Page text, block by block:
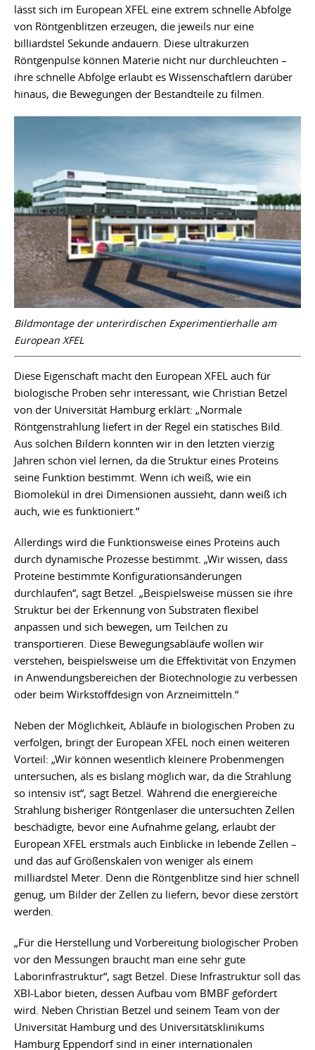
lässt sich im European XFEL eine extrem schnelle Abfolge
von Röntgenblitzen erzeugen, die jeweils nur eine
billiardstel Sekunde andauern. Diese ultrakurzen
Röntgenpulse können Materie nicht nur durchleuchten –
ihre schnelle Abfolge erlaubt es Wissenschaftlern darüber
hinaus, die Bewegungen der Bestandteile zu filmen.
Bildmontage der unterirdischen Experimentierhalle am
European XFEL
Diese Eigenschaft macht den European XFEL auch für
biologische Proben sehr interessant, wie Christian Betzel
von der Universität Hamburg erklärt: „Normale
Röntgenstrahlung liefert in der Regel ein statisches Bild.
Aus solchen Bildern konnten wir in den letzten vierzig
Jahren schon viel lernen, da die Struktur eines Proteins
seine Funktion bestimmt. Wenn ich weiß, wie ein
Biomolekül in drei Dimensionen aussieht, dann weiß ich
auch, wie es funktioniert.“
Allerdings wird die Funktionsweise eines Proteins auch
durch dynamische Prozesse bestimmt. „Wir wissen, dass
Proteine bestimmte Konfigurationsänderungen
durchlaufen“, sagt Betzel. „Beispielsweise müssen sie ihre
Struktur bei der Erkennung von Substraten flexibel
anpassen und sich bewegen, um Teilchen zu
transportieren. Diese Bewegungsabläufe wollen wir
verstehen, beispielsweise um die Effektivität von Enzymen
in Anwendungsbereichen der Biotechnologie zu verbessen
oder beim Wirkstoffdesign von Arzneimitteln.“
Neben der Möglichkeit, Abläufe in biologischen Proben zu
verfolgen, bringt der European XFEL noch einen weiteren
Vorteil: „Wir können wesentlich kleinere Probenmengen
untersuchen, als es bislang möglich war, da die Strahlung
so intensiv ist“, sagt Betzel. Während die energiereiche
Strahlung bisheriger Röntgenlaser die untersuchten Zellen
beschädigte, bevor eine Aufnahme gelang, erlaubt der
European XFEL erstmals auch Einblicke in lebende Zellen –
und das auf Größenskalen von weniger als einem
milliardstel Meter. Denn die Röntgenblitze sind hier schnell
genug, um Bilder der Zellen zu liefern, bevor diese zerstört
werden.
„Für die Herstellung und Vorbereitung biologischer Proben
vor den Messungen braucht man eine sehr gute
Laborinfrastruktur“, sagt Betzel. Diese Infrastruktur soll das
XBI-Labor bieten, dessen Aufbau vom BMBF gefördert
wird. Neben Christian Betzel und seinem Team von der
Universität Hamburg und des Universitätsklinikums
Hamburg Eppendorf sind in einer internationalen